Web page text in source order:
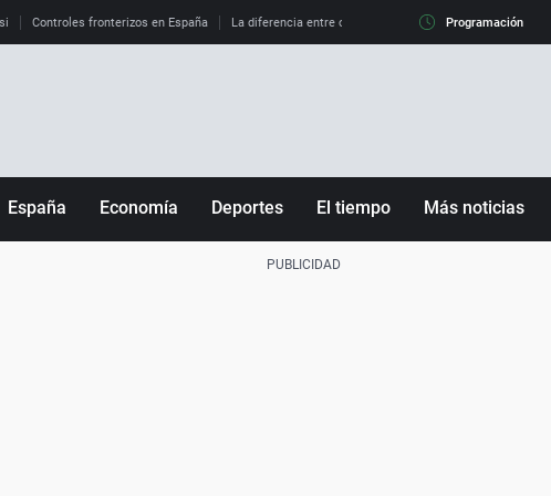
Controles fronterizos en España La diferencia entre observar el eclipse al 99% y al 100%
Programación
España Economía Deportes El tiempo Más noticias